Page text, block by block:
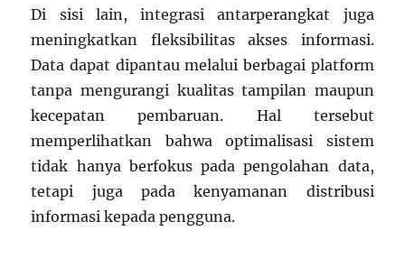
Di sisi lain, integrasi antarperangkat juga
meningkatkan fleksibilitas akses informasi.
Data dapat dipantau melalui berbagai platform
tanpa mengurangi kualitas tampilan maupun
kecepatan pembaruan. Hal tersebut
memperlihatkan bahwa optimalisasi sistem
tidak hanya berfokus pada pengolahan data,
tetapi juga pada kenyamanan distribusi
informasi kepada pengguna.